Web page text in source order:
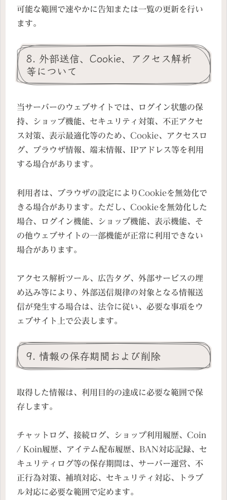
可能な範囲で速やかに告知または一覧の更新を行い
ます。
8. 外部送信、Cookie、アクセス解析
等について
当サーバーのウェブサイトでは、ログイン状態の保
持、ショップ機能、セキュリティ対策、不正アクセ
ス対策、表示最適化等のため、Cookie、アクセスロ
グ、ブラウザ情報、端末情報、IPアドレス等を利用
する場合があります。
利用者は、ブラウザの設定によりCookieを無効化で
きる場合があります。ただし、Cookieを無効化した
場合、ログイン機能、ショップ機能、表示機能、そ
の他ウェブサイトの一部機能が正常に利用できない
場合があります。
アクセス解析ツール、広告タグ、外部サービスの埋
め込み等により、外部送信規律の対象となる情報送
信が発生する場合は、法令に従い、必要な事項をウ
ェブサイト上で公表します。
9. 情報の保存期間および削除
取得した情報は、利用目的の達成に必要な範囲で保
存します。
チャットログ、接続ログ、ショップ利用履歴、Coin
/ Koin履歴、アイテム配布履歴、BAN対応記録、セ
キュリティログ等の保存期間は、サーバー運営、不
正行為対策、補填対応、セキュリティ対応、トラブ
ル対応に必要な範囲で定めます。